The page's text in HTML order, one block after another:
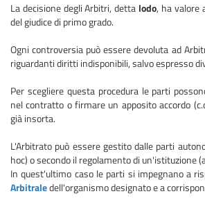
La decisione degli Arbitri, detta lodo, ha valore
del giudice di primo grado.
Ogni controversia può essere devoluta ad
riguardanti diritti indisponibili, salvo espresso
Per scegliere questa procedura le parti
nel contratto o firmare un apposito accordo
già insorta.
L'Arbitrato può essere gestito dalle parti
hoc) o secondo il regolamento di un'istituzione
In quest'ultimo caso le parti si impegnano a
Arbitraledell'organismo designato e a